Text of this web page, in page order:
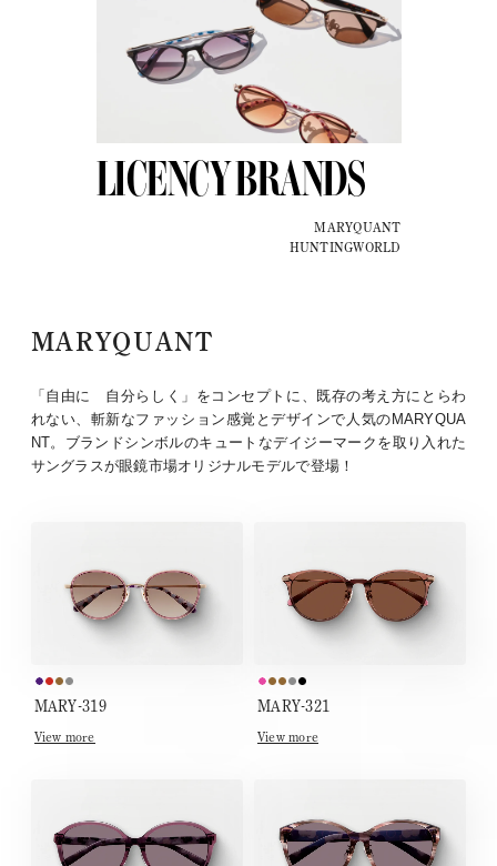
LICENCY BRANDS
MARYQUANT
HUNTINGWORLD
MARYQUANT
「自由に 自分らしく」をコンセプトに、既存の考え方にとらわ
れない、斬新なファッション感覚とデザインで人気のMARYQUA
NT。ブランドシンボルのキュートなデイジーマークを取り入れた
サングラスが眼鏡市場オリジナルモデルで登場！
MARY-319
View more
MARY-321
View more